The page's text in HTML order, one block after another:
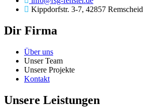
Kippdorfstr. 3-7, 42857 Remscheid
Dir Firma
Über uns
Unser Team
Unsere Projekte
Kontakt
Unsere Leistungen